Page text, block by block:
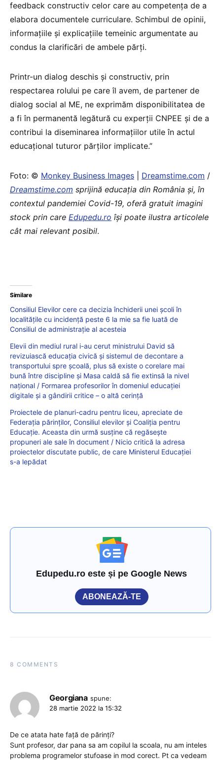
feedback constructiv celor care au competența de a
elabora documentele curriculare. Schimbul de opinii,
informațiile și explicațiile temeinic argumentate au
condus la clarificări de ambele părți.
Printr-un dialog deschis și constructiv, prin
respectarea rolului pe care îl avem, de partener de
dialog social al ME, ne exprimăm disponibilitatea de
a fi în permanentă legătură cu experții CNPEE și de a
contribui la diseminarea informațiilor utile în actul
educațional tuturor părților implicate.”
Foto: © Monkey Business Images Dreamstime.com /
Dreamstime.com sprijină educaţia din România şi, în
contextul pandemiei Covid-19, oferă gratuit imagini
stock prin care Edupedu.ro îşi poate ilustra articolele
cât mai relevant posibil.
Similare
Consiliul Elevilor cere ca decizia închiderii unei școli în
localitățile cu incidență peste 6 la mie sa fie luată de
Consiliul de administrație al acesteia
Elevii din mediul rural i-au cerut ministrului David să
revizuiască educația civică și sistemul de decontare a
transportului spre școală, plus să existe o corelare mai
bună între discipline și Masa caldă să fie extinsă la nivel
național / Formarea profesorilor în domeniul educației
digitale și a gândirii critice – o altă cerință
Proiectele de planuri-cadru pentru liceu, apreciate de
Federația părinților, Consiliul elevilor și Coaliția pentru
Educație. Aceasta din urmă susține că regăsește
propuneri ale sale în document / Nicio critică la adresa
proiectelor discutate public, de care Ministerul Educației
s-a lepădat
Edupedu.ro este și pe Google News
ABONEAZĂ-TE
8 COMMENTS
Georgiana spune:
28 martie 2022 la 15:32
De ce atata hate față de părinți?
Sunt profesor, dar pana sa am copilul la scoala, nu am inteles
problema programelor stufoase in mod corect. Pt ca vedeam